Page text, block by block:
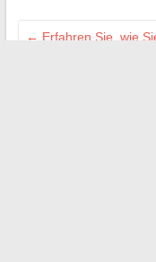
← Erfahren Sie, wie